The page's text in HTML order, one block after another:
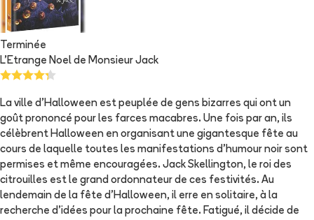
Terminée
L'Etrange Noel de Monsieur Jack
La ville d’Halloween est peuplée de gens bizarres qui ont un
goût prononcé pour les farces macabres. Une fois par an, ils
célèbrent Halloween en organisant une gigantesque fête au
cours de laquelle toutes les manifestations d’humour noir sont
permises et même encouragées. Jack Skellington, le roi des
citrouilles est le grand ordonnateur de ces festivités. Au
lendemain de la fête d’Halloween, il erre en solitaire, à la
recherche d’idées pour la prochaine fête. Fatigué, il décide de